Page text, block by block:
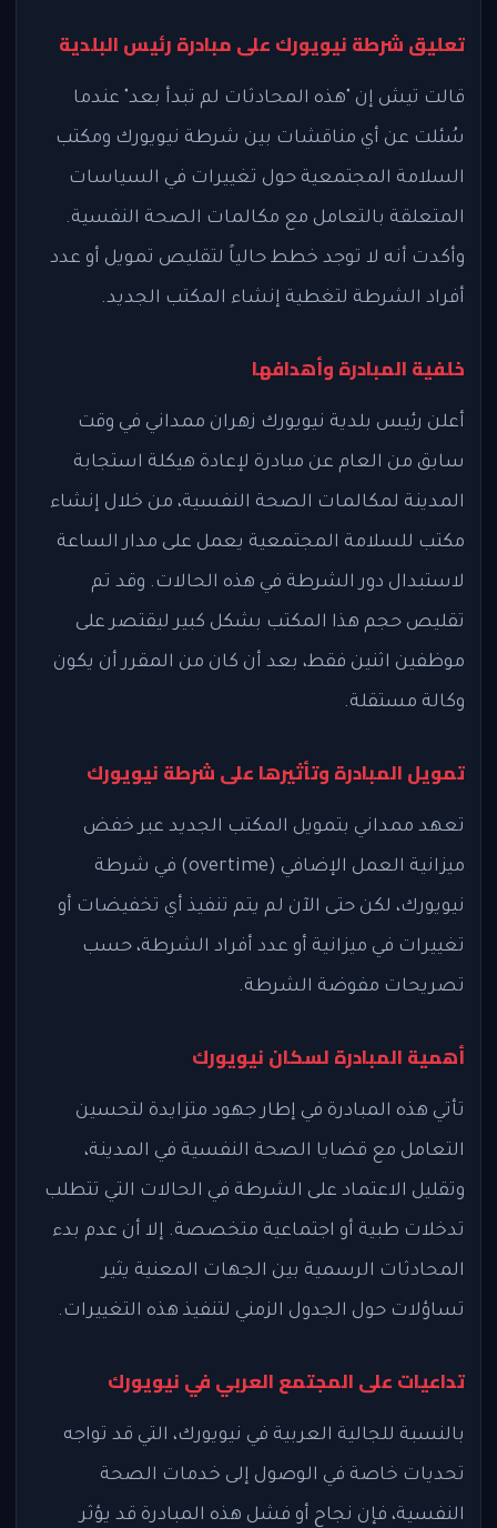
تعليق شرطة نيويورك على مبادرة رئيس البلدية
قالت تيش إن "هذه المحادثات لم تبدأ بعد" عندما
سُئلت عن أي مناقشات بين شرطة نيويورك ومكتب
السلامة المجتمعية حول تغييرات في السياسات
المتعلقة بالتعامل مع مكالمات الصحة النفسية.
وأكدت أنه لا توجد خطط حالياً لتقليص تمويل أو عدد
أفراد الشرطة لتغطية إنشاء المكتب الجديد.
خلفية المبادرة وأهدافها
أعلن رئيس بلدية نيويورك زهران ممداني في وقت
سابق من العام عن مبادرة لإعادة هيكلة استجابة
المدينة لمكالمات الصحة النفسية، من خلال إنشاء
مكتب للسلامة المجتمعية يعمل على مدار الساعة
لاستبدال دور الشرطة في هذه الحالات. وقد تم
تقليص حجم هذا المكتب بشكل كبير ليقتصر على
موظفين اثنين فقط، بعد أن كان من المقرر أن يكون
وكالة مستقلة.
تمويل المبادرة وتأثيرها على شرطة نيويورك
تعهد ممداني بتمويل المكتب الجديد عبر خفض
ميزانية العمل الإضافي (overtime) في شرطة
نيويورك، لكن حتى الآن لم يتم تنفيذ أي تخفيضات أو
تغييرات في ميزانية أو عدد أفراد الشرطة، حسب
تصريحات مفوضة الشرطة.
أهمية المبادرة لسكان نيويورك
تأتي هذه المبادرة في إطار جهود متزايدة لتحسين
التعامل مع قضايا الصحة النفسية في المدينة،
وتقليل الاعتماد على الشرطة في الحالات التي تتطلب
تدخلات طبية أو اجتماعية متخصصة. إلا أن عدم بدء
المحادثات الرسمية بين الجهات المعنية يثير
تساؤلات حول الجدول الزمني لتنفيذ هذه التغييرات.
تداعيات على المجتمع العربي في نيويورك
بالنسبة للجالية العربية في نيويورك، التي قد تواجه
تحديات خاصة في الوصول إلى خدمات الصحة
النفسية، فإن نجاح أو فشل هذه المبادرة قد يؤثر